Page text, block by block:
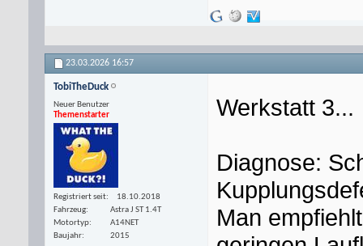
23.03.2026 16:57
TobiTheDuck
Neuer Benutzer
Themenstarter
Registriert seit
18.10.2018
Fahrzeug
Astra J ST 1.4T
Motortyp
A14NET
Baujahr
2015
Werkstatt 3...
Diagnose:
Man